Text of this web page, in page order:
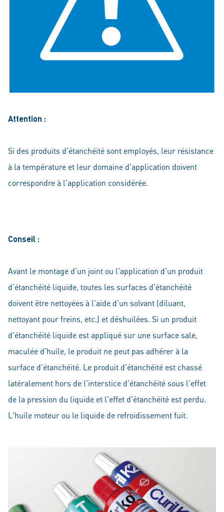
Attention :
Si des produits d'étanchéité sont employés, leur résistance
à la température et leur domaine d'application doivent
correspondre à l'application considérée.
Conseil :
Avant le montage d'un joint ou l'application d'un produit
d'étanchéité liquide, toutes les surfaces d'étanchéité
doivent être nettoyées à l'aide d'un solvant (diluant,
nettoyant pour freins, etc.) et déshuilées. Si un produit
d'étanchéité liquide est appliqué sur une surface sale,
maculée d'huile, le produit ne peut pas adhérer à la
surface d'étanchéité. Le produit d'étanchéité est chassé
latéralement hors de l'interstice d'étanchéité sous l'effet
de la pression du liquide et l'effet d'étanchéité est perdu.
L'huile moteur ou le liquide de refroidissement fuit.